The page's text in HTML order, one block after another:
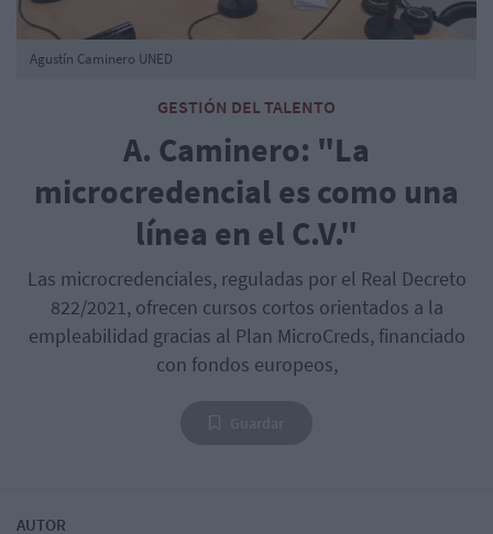
GESTIÓN DEL TALENTO
A. Caminero: "La
microcredencial es como una
línea en el C.V."
Las microcredenciales, reguladas por el Real Decreto
822/2021, ofrecen cursos cortos orientados a la
empleabilidad gracias al Plan MicroCreds, financiado
con fondos europeos,
Agustín Caminero UNED
AUTOR